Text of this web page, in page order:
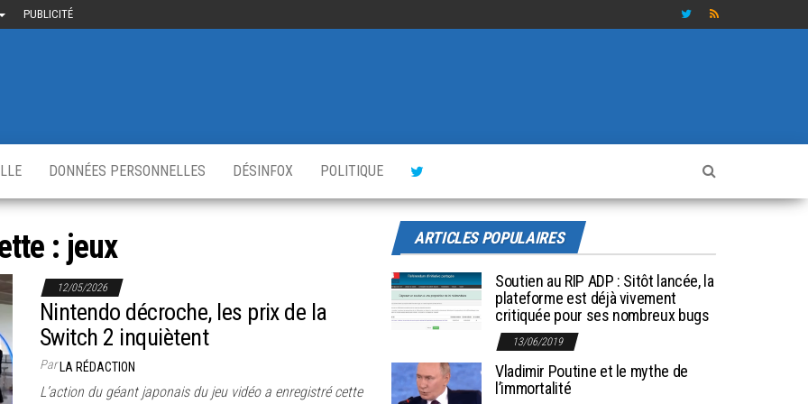
PUBLICITÉ
DONNÉES PERSONNELLES DÉSINFOX POLITIQUE
: jeux
12/05/2026
Nintendo décroche, les prix de la
Switch 2 inquiètent
ParLA RÉDACTION
L’action du géant japonais du jeu vidéo a enregistré cette
ARTICLES POPULAIRES
Soutien au RIP ADP : Sitôt lancée, la
plateforme est déjà vivement
critiquée pour ses nombreux bugs
13/06/2019
Vladimir Poutine et le mythe de
l’immortalité